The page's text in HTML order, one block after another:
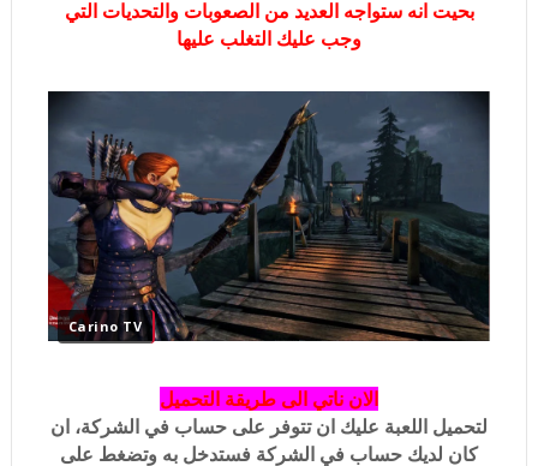
بحيت انه ستواجه العديد من الصعوبات والتحديات التي
وجب عليك التغلب عليها
Carino TV
الان ناتي الى طريقة التحميل
لتحميل اللعبة عليك ان تتوفر على حساب في الشركة، ان
كان لديك حساب في الشركة فستدخل به وتضغط على